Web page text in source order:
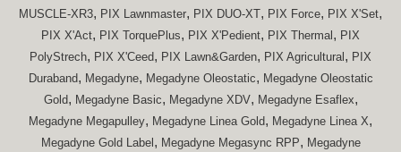
MUSCLE-XR3, PIX Lawnmaster, PIX DUO-XT, PIX Force, PIX X'Set,
PIX X'Act, PIX TorquePlus, PIX X'Pedient, PIX Thermal, PIX
PolyStrech, PIX X'Ceed, PIX Lawn&Garden, PIX Agricultural, PIX
Duraband, Megadyne, Megadyne Oleostatic, Megadyne Oleostatic
Gold, Megadyne Basic, Megadyne XDV, Megadyne Esaflex,
Megadyne Megapulley, Megadyne Linea Gold, Megadyne Linea X,
Megadyne Gold Label, Megadyne Megasync RPP, Megadyne